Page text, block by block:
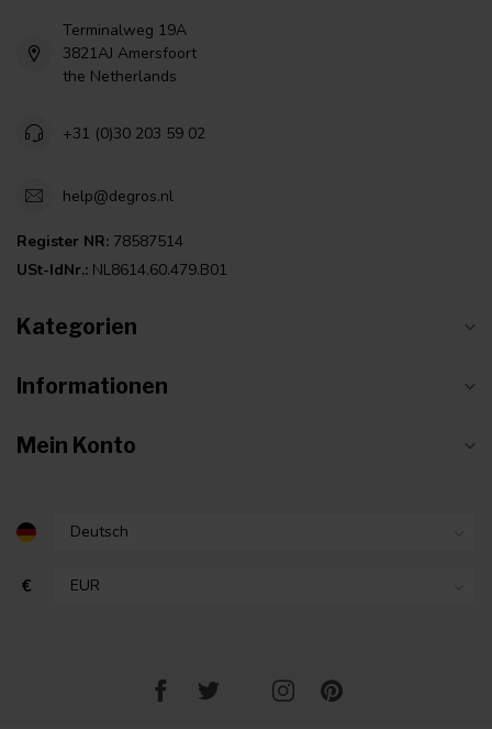
Terminalweg 19A
3821AJ Amersfoort
the Netherlands
+31 (0)30 203 59 02
help@degros.nl
Register NR: 78587514
USt-IdNr.: NL8614.60.479.B01
Kategorien
Informationen
Mein Konto
€